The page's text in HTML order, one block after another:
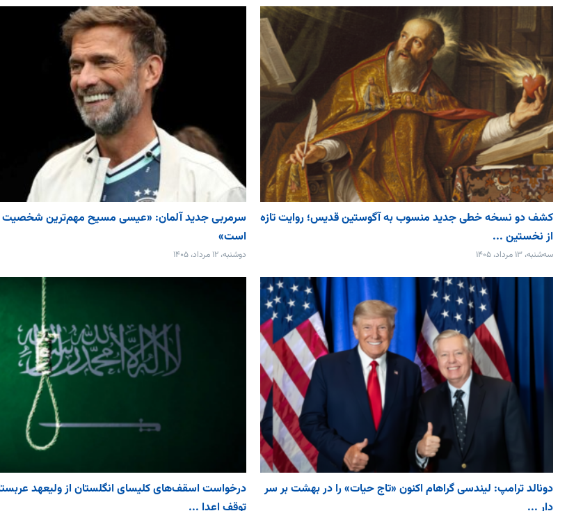
کشف دو نسخه خطی جدید منسوب به آگوستین قدیس؛ روایت تازه
از نخستین ...
سه‌شنبه، ۱۳ مرداد، ۱۴۰۵
سرمربی جدید آلمان: «عیسی مسیح مهم‌ترین شخصیت
است»
دوشنبه، ۱۲ مرداد، ۱۴۰۵
دونالد ترامپ: لیندسی گراهام اکنون «تاج حیات» را در بهشت بر سر
درخواست اسقف‌های کلیسای انگلستان از ولیعهد